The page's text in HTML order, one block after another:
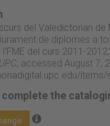
del Valedictorian
de diplomes a
del curs 2011-
, accessed August 7,
complete the